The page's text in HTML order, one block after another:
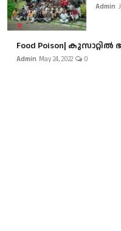
Admin
Food Poison|
Admin May 24, 2022 0